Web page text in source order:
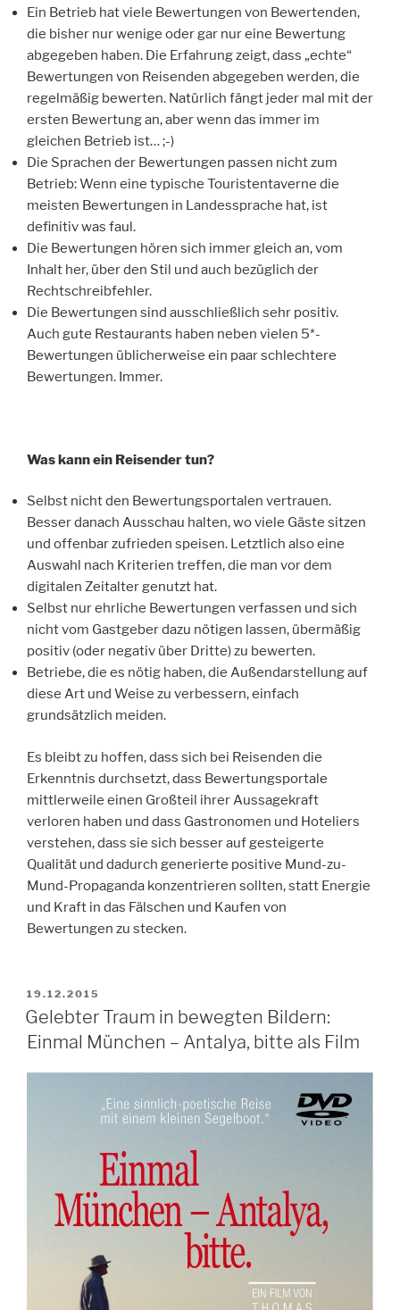
Ein Betrieb hat viele Bewertungen von Bewertenden,
die bisher nur wenige oder gar nur eine Bewertung
abgegeben haben. Die Erfahrung zeigt, dass „echte“
Bewertungen von Reisenden abgegeben werden, die
regelmäßig bewerten. Natürlich fängt jeder mal mit der
ersten Bewertung an, aber wenn das immer im
gleichen Betrieb ist… ;-)
Die Sprachen der Bewertungen passen nicht zum
Betrieb: Wenn eine typische Touristentaverne die
meisten Bewertungen in Landessprache hat, ist
definitiv was faul.
Die Bewertungen hören sich immer gleich an, vom
Inhalt her, über den Stil und auch bezüglich der
Rechtschreibfehler.
Die Bewertungen sind ausschließlich sehr positiv.
Auch gute Restaurants haben neben vielen 5*-
Bewertungen üblicherweise ein paar schlechtere
Bewertungen. Immer.
Was kann ein Reisender tun?
Selbst nicht den Bewertungsportalen vertrauen.
Besser danach Ausschau halten, wo viele Gäste sitzen
und offenbar zufrieden speisen. Letztlich also eine
Auswahl nach Kriterien treffen, die man vor dem
digitalen Zeitalter genutzt hat.
Selbst nur ehrliche Bewertungen verfassen und sich
nicht vom Gastgeber dazu nötigen lassen, übermäßig
positiv (oder negativ über Dritte) zu bewerten.
Betriebe, die es nötig haben, die Außendarstellung auf
diese Art und Weise zu verbessern, einfach
grundsätzlich meiden.
Es bleibt zu hoffen, dass sich bei Reisenden die
Erkenntnis durchsetzt, dass Bewertungsportale
mittlerweile einen Großteil ihrer Aussagekraft
verloren haben und dass Gastronomen und Hoteliers
verstehen, dass sie sich besser auf gesteigerte
Qualität und dadurch generierte positive Mund-zu-
Mund-Propaganda konzentrieren sollten, statt Energie
und Kraft in das Fälschen und Kaufen von
Bewertungen zu stecken.
VERÖFFENTLICHT
AM
19.12.2015
Gelebter Traum in bewegten Bildern:
Einmal München – Antalya, bitte als Film